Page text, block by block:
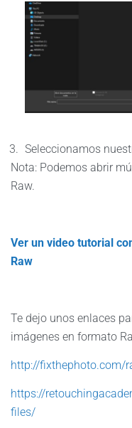
Seleccionamos
Nota: Podemos abrir
Raw.
Ver un video tutorial
Raw
Te dejo unos enlaces
imágenes en formato
http://fixthephoto.com/
https://
files/